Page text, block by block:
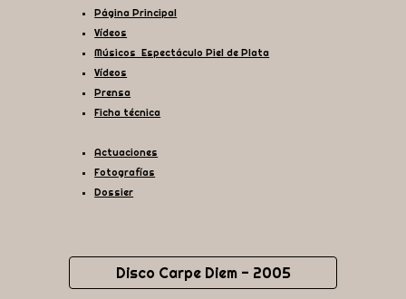
Página Principal
Vídeos
Músicos Espectáculo Piel de Plata
Vídeos
Prensa
Ficha técnica
Actuaciones
Fotografías
Dossier
Disco Carpe Diem - 2005